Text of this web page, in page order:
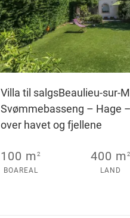
Villa til salgsBeaulieu-sur-
Svømmebasseng – Hage
over havet og fjellene
100 m2
BOAREAL
400 m2
LAND